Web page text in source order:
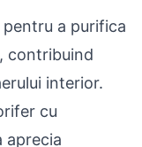
a purifica
contribuind
interior.
cu
aprecia